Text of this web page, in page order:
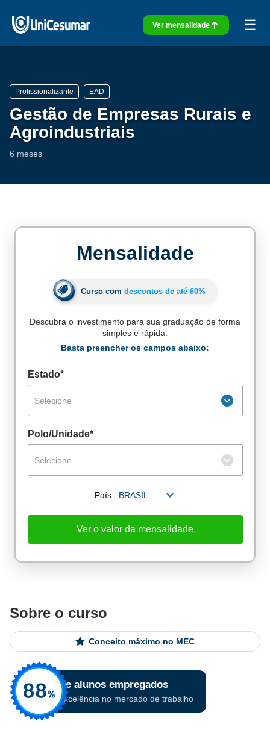
Ver mensalidade ☰
Profissionalizante EAD
Gestão de Empresas Rurais e
Agroindustriais
6 meses
Sobre o curso
Conceito máximo no MEC
Excelência no mercado de trabalho
Mensalidade
Curso com descontos de até 60%
Descubra o investimento para sua graduação de forma
simples e rápida.
Basta preencher os campos abaixo:
Estado*
Selecione
Polo/Unidade*
Selecione
País: BRASIL
Ver o valor da mensalidade